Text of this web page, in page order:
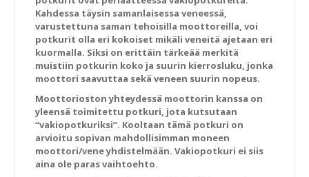
Kahdessa täysin samanlaisessa veneessä,
varustettuna saman tehoisilla moottoreilla, voi
potkurit olla eri kokoiset mikäli veneitä ajetaan eri
kuormalla. Siksi on erittäin tärkeää merkitä
muistiin potkurin koko ja suurin kierrosluku, jonka
moottori saavuttaa sekä veneen suurin nopeus.
Moottorioston yhteydessä moottorin kanssa on
yleensä toimitettu potkuri, jota kutsutaan
“vakiopotkuriksi”. Kooltaan tämä potkuri on
arvioitu sopivan mahdollisimman moneen
moottori/vene yhdistelmään. Vakiopotkuri ei siis
aina ole paras vaihtoehto.